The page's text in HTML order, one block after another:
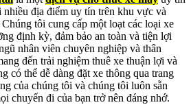
địa điểm uy tín trên khu vực và
tôi cung cấp một loạt các loại xe
định kỳ, đảm bảo an toàn và tiện lợi
nhân viên chuyên nghiệp và thân
đến trải nghiệm thuê xe thuận lợi và
có thể dễ dàng đặt xe thông qua trang
của chúng tôi và chúng tôi luôn sẵn
chuyến đi của bạn trở nên đáng nhớ.